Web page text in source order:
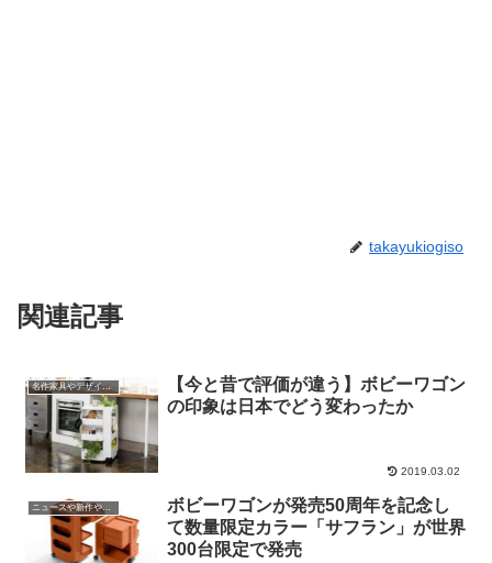
takayukiogiso
関連記事
名作家具やデザインの話
【今と昔で評価が違う】ボビーワゴン
の印象は日本でどう変わったか
2019.03.02
ニュースや新作やイベントの情報
ボビーワゴンが発売50周年を記念し
て数量限定カラー「サフラン」が世界
300台限定で発売